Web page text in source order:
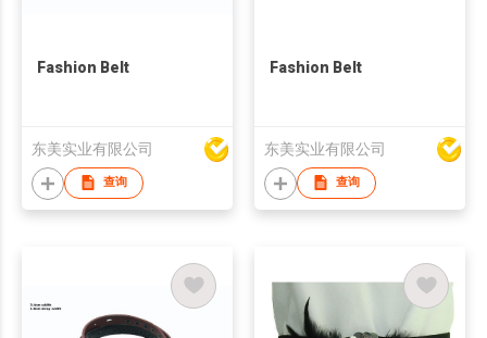
Fashion Belt
东美实业有限公司
查询
Fashion Belt
东美实业有限公司
查询